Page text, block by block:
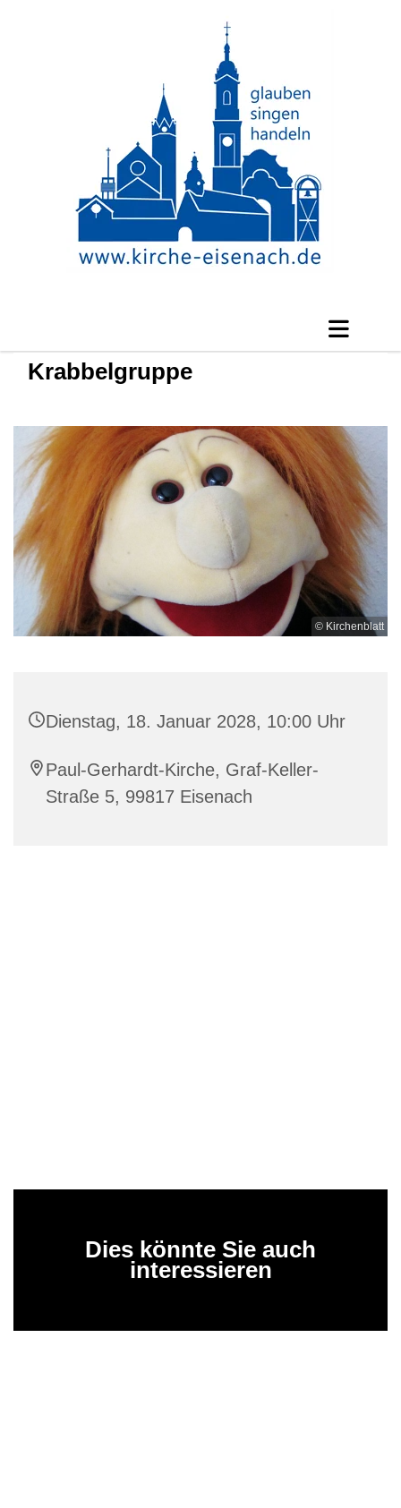
Krabbelgruppe
© Kirchenblatt
Dienstag, 18. Januar 2028, 10:00 Uhr
Paul-Gerhardt-Kirche, Graf-Keller-
Straße 5, 99817 Eisenach
Dies könnte Sie auch
interessieren